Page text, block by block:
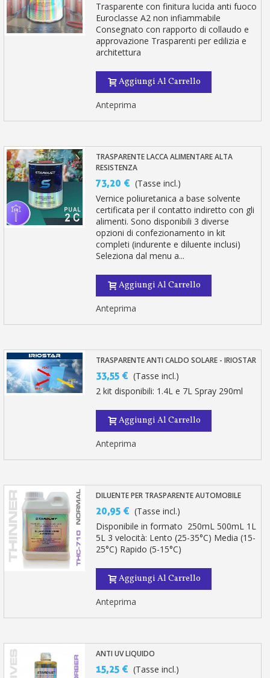
Trasparente con finitura lucida anti fuoco
Euroclasse A2 non infiammabile
Consegnato con rapporto di collaudo e
approvazione Trasparenti per edilizia e
architettura
Aggiungi Al Carrello
Anteprima
TRASPARENTE LACCA ALIMENTARE ALTA
RESISTENZA
73,20 € (Tasse incl.)
Vernice poliuretanica a base solvente
certificata per il contatto indiretto con gli
alimenti. Sono disponibili 3 diverse
opzioni di confezionamento in kit
completi (indurente e diluente inclusi)
Seleziona dal menu a...
Aggiungi Al Carrello
Anteprima
TRASPARENTE ANTI CALDO SOLARE - IRIOSTAR
33,55 € (Tasse incl.)
2 kit disponibili: 1.4L e 7L Spray 290ml
Aggiungi Al Carrello
Anteprima
DILUENTE PER TRASPARENTE AUTOMOBILE
20,95 € (Tasse incl.)
Disponibile in formato 250mL 500mL 1L
5L 3 velocità: Lento (25-35°C) Media (15-
25°C) Rapido (5-15°C)
Aggiungi Al Carrello
Anteprima
ANTI UV LIQUIDO
15,25 € (Tasse incl.)